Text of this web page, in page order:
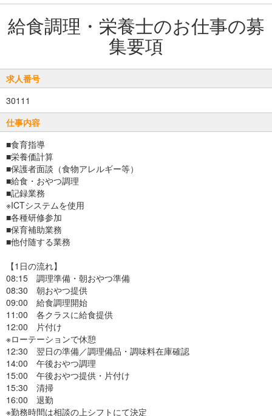
給食調理・栄養士のお仕事の募
集要項
求人番号
30111
仕事内容
■食育指導
■栄養価計算
■保護者面談（食物アレルギー等）
■給食・おやつ調理
■記録業務
※ICTシステムを使用
■各種研修参加
■保育補助業務
■他付随する業務
【1日の流れ】
08:15 調理準備・朝おやつ準備
08:30 朝おやつ提供
09:00 給食調理開始
11:00 各クラスに給食提供
12:00 片付け
※ローテーションで休憩
12:30 翌日の準備／調理備品・調味料在庫確認
14:00 午後おやつ調理
15:00 午後おやつ提供・片付け
15:30 清掃
16:00 退勤
※勤務時間は相談の上シフトにて決定